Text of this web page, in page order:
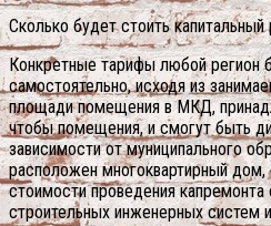
Сколько будет стоить
Конкретные тарифы любой регион
самостоятельно, исходя из
площади помещения в МКД,
чтобы помещения, и смогут быть
зависимости от муниципального
расположен многоквартирный дом,
стоимости проведения
строительных инженерных систем